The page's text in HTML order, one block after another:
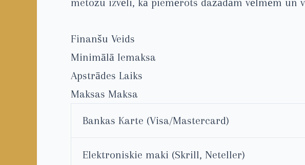
Finanšu Veids
Minimālā Iemaksa
Apstrādes Laiks
Maksas Maksa
Bankas Karte (Visa/Mastercard)
Elektroniskie maki (Skrill, Neteller)